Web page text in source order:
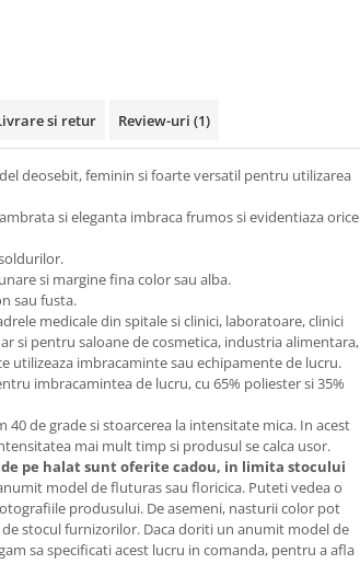
si retur Review-uri (1)
deosebit, feminin si foarte versatil pentru utilizarea
si eleganta imbraca frumos si evidentiaza orice
si margine fina color sau alba.
sau fusta.
medicale din spitale si clinici, laboratoare, clinici
si pentru saloane de cosmetica, industria alimentara,
utilizeaza imbracaminte sau echipamente de lucru.
imbracamintea de lucru, cu 65% poliester si 35%
40 de grade si stoarcerea la intensitate mica. In acest
mai mult timp si produsul se calca usor.
pe halat sunt oferite cadou, in limita stocului
model de fluturas sau floricica. Puteti vedea o
produsului. De asemeni, nasturii color pot
stocul furnizorilor. Daca doriti un anumit model de
sa specificati acest lucru in comanda, pentru a afla